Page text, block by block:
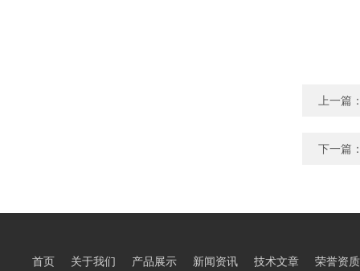
上一篇
下一篇
首页 关于我们 产品展示 新闻资讯 技术文章 荣誉资质